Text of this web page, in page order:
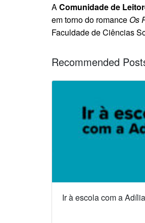
AComunidade de
em torno do romanceOs
Faculdade de Ciências
Recommended
Ir à escola com a Adília